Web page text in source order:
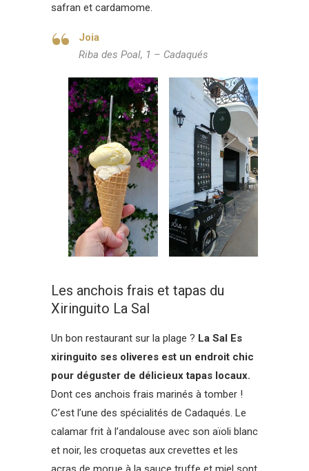
safran et cardamome.
Joia
Riba des Poal, 1 – Cadaqués
Les anchois frais et tapas du
Xiringuito La Sal
Un bon restaurant sur la plage ? La Sal Es
xiringuito ses oliveres est un endroit chic
pour déguster de délicieux tapas locaux.
Dont ces anchois frais marinés à tomber !
C’est l’une des spécialités de Cadaqués. Le
calamar frit à l’andalouse avec son aïoli blanc
et noir, les croquetas aux crevettes et les